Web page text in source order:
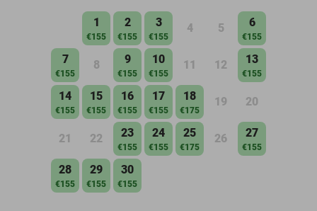
1
€155
2
€155
3
€155
4 5 6
€155
7
€155
8 9
€155
10
€155
11 12 13
€155
14
€155
15
€155
16
€155
17
€155
18
€175
19 20
21 22 23
€155
24
€155
25
€175
26 27
€155
28
€155
29
€155
30
€155